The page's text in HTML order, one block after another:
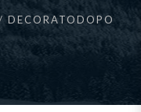
DECORATODOPO